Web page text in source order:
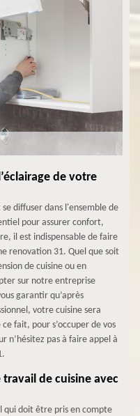
de votre
diffuser dans l'ensemble de
pour assurer confort,
il est indispensable de faire
renovation 31. Quel que soit
de cuisine ou en
sur notre entreprise
garantir qu’après
votre cuisine sera
fait, pour s’occuper de vos
n’hésitez pas à faire appel à
de cuisine avec
qui doit être pris en compte